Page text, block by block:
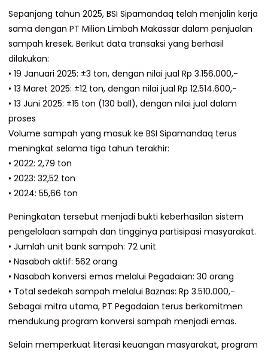
Sepanjang tahun 2025, BSI Sipamandaq telah menjalin kerja
sama dengan PT Milion Limbah Makassar dalam penjualan
sampah kresek. Berikut data transaksi yang berhasil
dilakukan:
• 19 Januari 2025: ±3 ton, dengan nilai jual Rp 3.156.000,-
• 13 Maret 2025: ±12 ton, dengan nilai jual Rp 12.514.600,-
• 13 Juni 2025: ±15 ton (130 ball), dengan nilai jual dalam
proses
Volume sampah yang masuk ke BSI Sipamandaq terus
meningkat selama tiga tahun terakhir:
• 2022: 2,79 ton
• 2023: 32,52 ton
• 2024: 55,66 ton
Peningkatan tersebut menjadi bukti keberhasilan sistem
pengelolaan sampah dan tingginya partisipasi masyarakat.
• Jumlah unit bank sampah: 72 unit
• Nasabah aktif: 562 orang
• Nasabah konversi emas melalui Pegadaian: 30 orang
• Total sedekah sampah melalui Baznas: Rp 3.510.000,-
Sebagai mitra utama, PT Pegadaian terus berkomitmen
mendukung program konversi sampah menjadi emas.
Selain memperkuat literasi keuangan masyarakat, program